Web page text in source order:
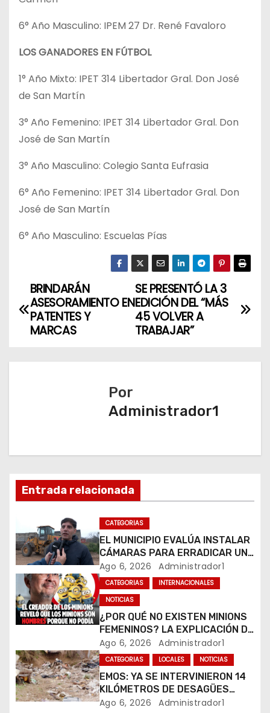
6° Año Masculino: IPEM 27 Dr. René Favaloro
LOS GANADORES EN FÚTBOL
1° Año Mixto: IPET 314 Libertador Gral. Don José
de San Martín
3° Año Femenino: IPET 314 Libertador Gral. Don
José de San Martín
3° Año Masculino: Colegio Santa Eufrasia
6° Año Femenino: IPET 314 Libertador Gral. Don
José de San Martín
6° Año Masculino: Escuelas Pías
N
a
ó
d
e
e
n
t
r
a
SE PRESENTÓ LA 3
EDICIÓN DEL “MÁS
45 VOLVER A
TRABAJAR”
BRINDARÁN
ASESORAMIENTO EN
PATENTES Y
MARCAS
Por
Administrador1
Entrada relacionada
CATEGORIAS
EL MUNICIPIO EVALÚA INSTALAR
CÁMARAS PARA ERRADICAR UN
MICROBASURAL AL FINAL DE
CALLE CARDARELLI
Ago 6, 2026 Administrador1
CATEGORIAS
INTERNACIONALES
NOTICIAS
¿POR QUÉ NO EXISTEN MINIONS
FEMENINOS? LA EXPLICACIÓN DE
SU CREADOR QUE VOLVIÓ A
VIRALIZARSE
Ago 6, 2026 Administrador1
CATEGORIAS LOCALES NOTICIAS
EMOS: YA SE INTERVINIERON 14
KILÓMETROS DE DESAGÜES
PLUVIALES
Ago 6, 2026 Administrador1